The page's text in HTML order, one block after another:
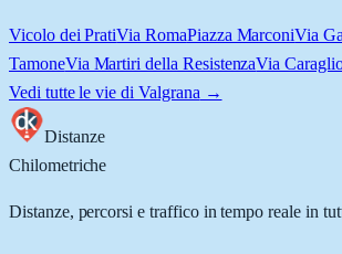
Vicolo dei PratiVia RomaPiazza MarconiVia
TamoneVia Martiri della ResistenzaVia
Vedi tutte le vie di Valgrana →
Distanze
Chilometriche
Distanze, percorsi e traffico in tempo reale in